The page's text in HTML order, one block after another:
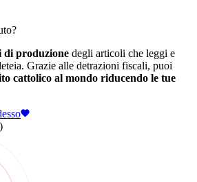
di produzione degli articoli che leggi e
Grazie alle detrazioni fiscali, puoi
cattolico al mondo riducendo le tue